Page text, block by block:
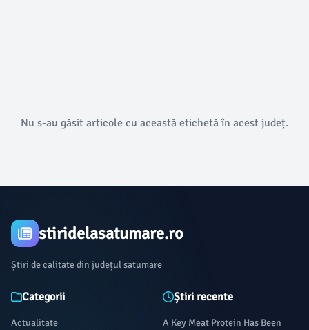
Nu s-au găsit articole cu această etichetă în acest județ.
stiridelasatumare.ro
Știri de calitate din județul satumare
Categorii
Actualitate
Știri recente
A Key Meat Protein Has Been